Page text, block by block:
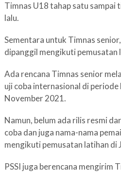
Timnas U18 tahap satu sampai
lalu.
Sementara untuk Timnas
dipanggil mengikuti pemusatan
Ada rencana Timnas senior
uji coba internasional di
November 2021.
Namun, belum ada rilis resmi
coba dan juga nama-nama
mengikuti pemusatan latihan di
PSSI juga berencana mengirim